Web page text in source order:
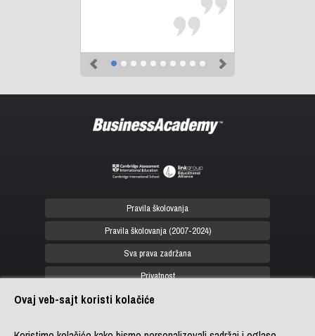
Pravila školovanja
Pravila školovanja (2007-2024)
Sva prava zadržana
Privatnost
+381 (0)11 4182 114
Ovaj veb-sajt koristi kolačiće